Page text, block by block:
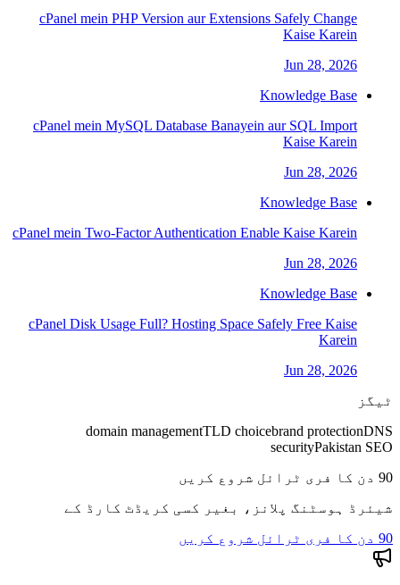
cPanel mein PHP Version aur Extensions Safely Change
Kaise Karein
Jun 28, 2026
Knowledge Base
cPanel mein MySQL Database Banayein aur SQL Import
Kaise Karein
Jun 28, 2026
Knowledge Base
cPanel mein Two-Factor Authentication Enable Kaise Karein
Jun 28, 2026
Knowledge Base
cPanel Disk Usage Full? Hosting Space Safely Free Kaise
Karein
Jun 28, 2026
ٹیگز
domain managementTLD choicebrand protectionDNS
securityPakistan SEO
90 دن کا فری ٹرائل شروع کریں
شیئرڈ ہوسٹنگ پلانز، بغیر کسی کریڈٹ کارڈ کے
90 دن کا فری ٹرائل شروع کریں